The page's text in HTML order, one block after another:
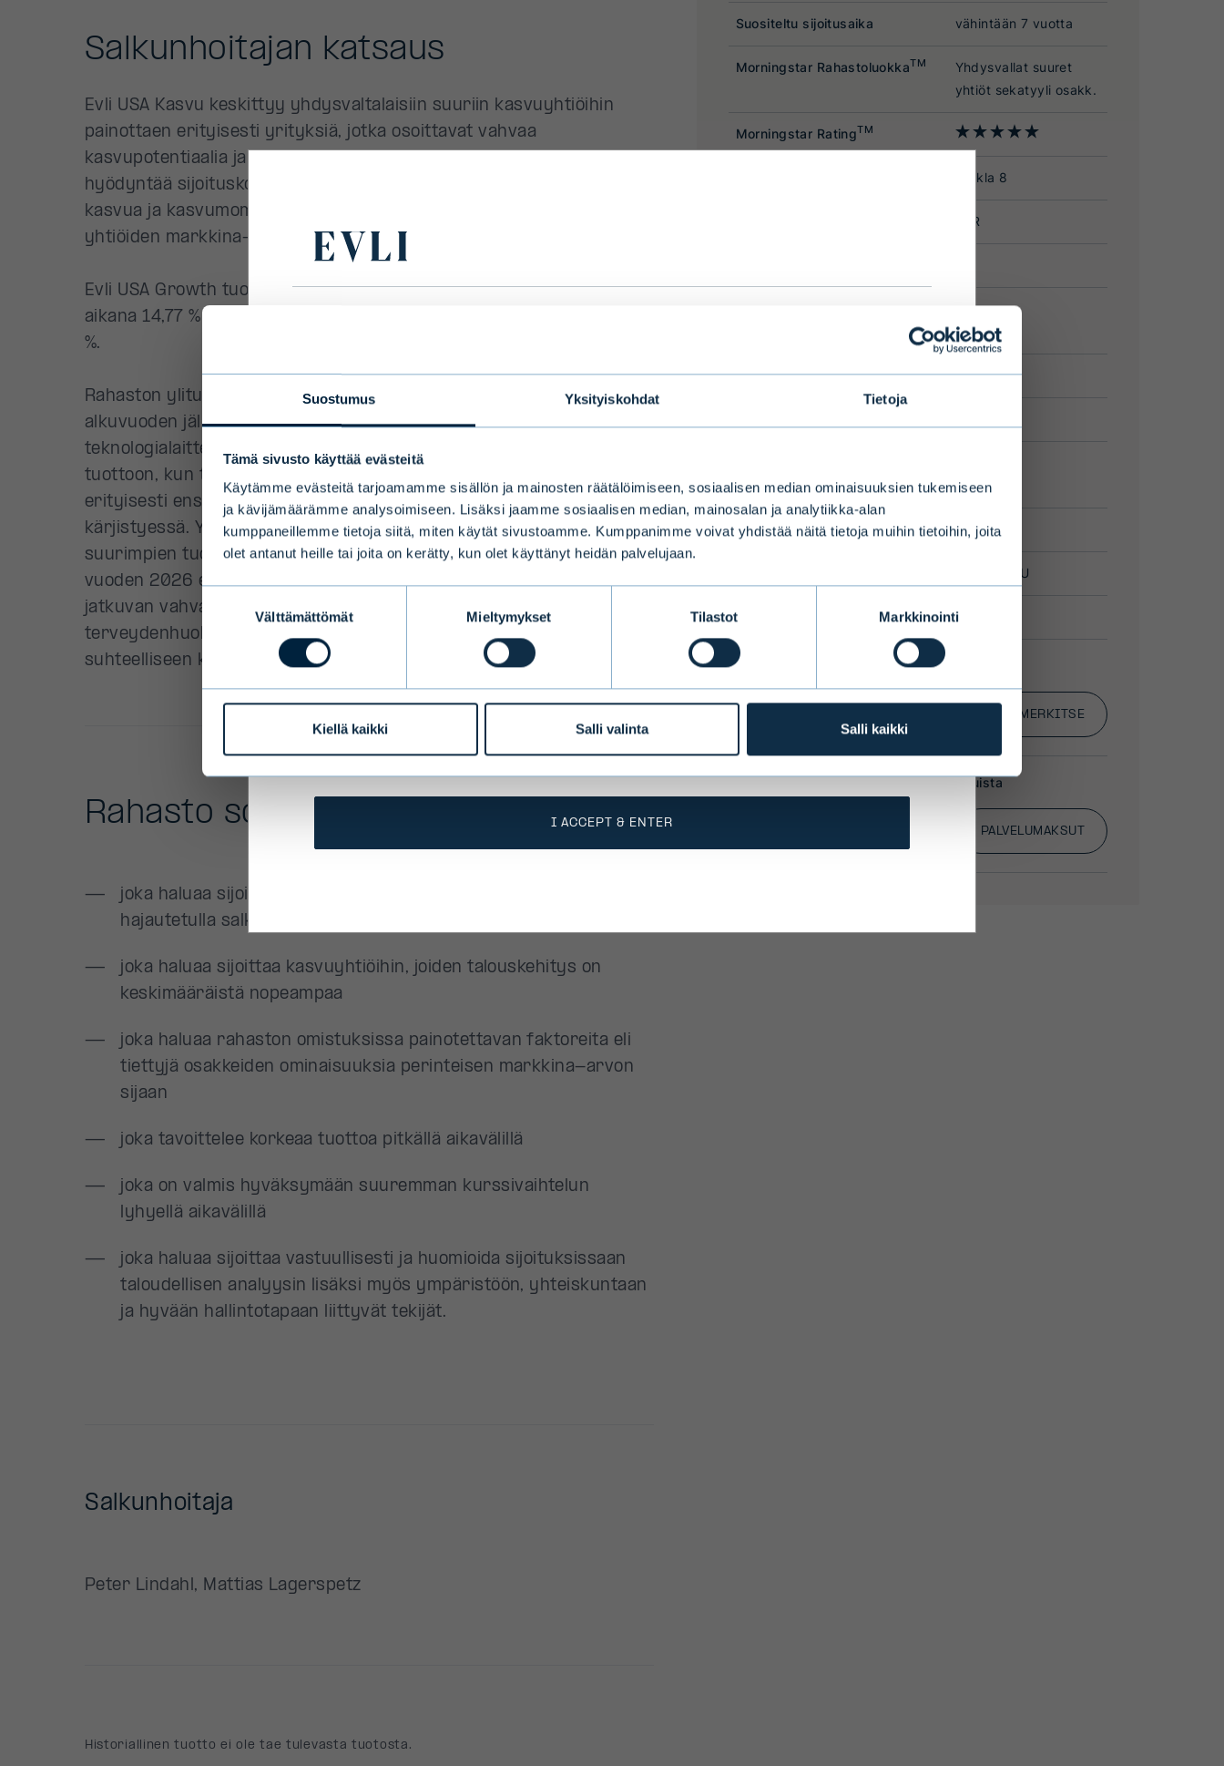
Suostumus Yksityiskohdat Tietoja
Tämä sivusto käyttää evästeitä
Käytämme evästeitä tarjoamamme sisällön ja mainosten räätälöimiseen, sosiaalisen median ominaisuuksien tukemiseen
ja kävijämäärämme analysoimiseen. Lisäksi jaamme sosiaalisen median, mainosalan ja analytiikka-alan
kumppaneillemme tietoja siitä, miten käytät sivustoamme. Kumppanimme voivat yhdistää näitä tietoja muihin tietoihin, joita
olet antanut heille tai joita on kerätty, kun olet käyttänyt heidän palvelujaan.
valinta
Välttämättömät Mieltymykset Tilastot Markkinointi
Kiellä kaikki Salli valinta Salli kaikki
Primary
select your language, country and investor type.
Select country
We ask you to take into account the fact that Evli Plc’s ability to offer
services to states outside of the EEA or to citizens of these states may
be affected by limitations related to license. Users of the website are
I ACCEPT & ENTER